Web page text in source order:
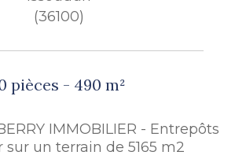
(36100)
pièces - 490 m²
IMMOBILIER - Entrepôts
sur un terrain de 5165 m2
FILTRER PAR